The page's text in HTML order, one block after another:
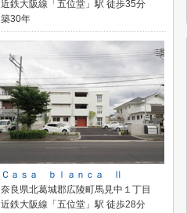
近鉄大阪線「五位堂」駅 徒歩35分
築30年
Ｃａｓａ ｂｌａｎｃａ Ⅱ
奈良県北葛城郡広陵町馬見中１丁目
近鉄大阪線「五位堂」駅 徒歩28分